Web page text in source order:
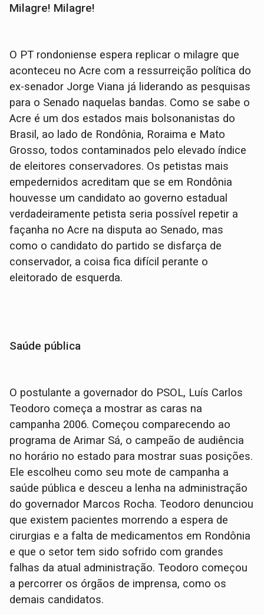
Milagre! Milagre!
O PT rondoniense espera replicar o milagre que
aconteceu no Acre com a ressurreição política do
ex-senador Jorge Viana já liderando as pesquisas
para o Senado naquelas bandas. Como se sabe o
Acre é um dos estados mais bolsonanistas do
Brasil, ao lado de Rondônia, Roraima e Mato
Grosso, todos contaminados pelo elevado índice
de eleitores conservadores. Os petistas mais
empedernidos acreditam que se em Rondônia
houvesse um candidato ao governo estadual
verdadeiramente petista seria possível repetir a
façanha no Acre na disputa ao Senado, mas
como o candidato do partido se disfarça de
conservador, a coisa fica difícil perante o
eleitorado de esquerda.
Saúde pública
O postulante a governador do PSOL, Luís Carlos
Teodoro começa a mostrar as caras na
campanha 2006. Começou comparecendo ao
programa de Arimar Sá, o campeão de audiência
no horário no estado para mostrar suas posições.
Ele escolheu como seu mote de campanha a
saúde pública e desceu a lenha na administração
do governador Marcos Rocha. Teodoro denunciou
que existem pacientes morrendo a espera de
cirurgias e a falta de medicamentos em Rondônia
e que o setor tem sido sofrido com grandes
falhas da atual administração. Teodoro começou
a percorrer os órgãos de imprensa, como os
demais candidatos.